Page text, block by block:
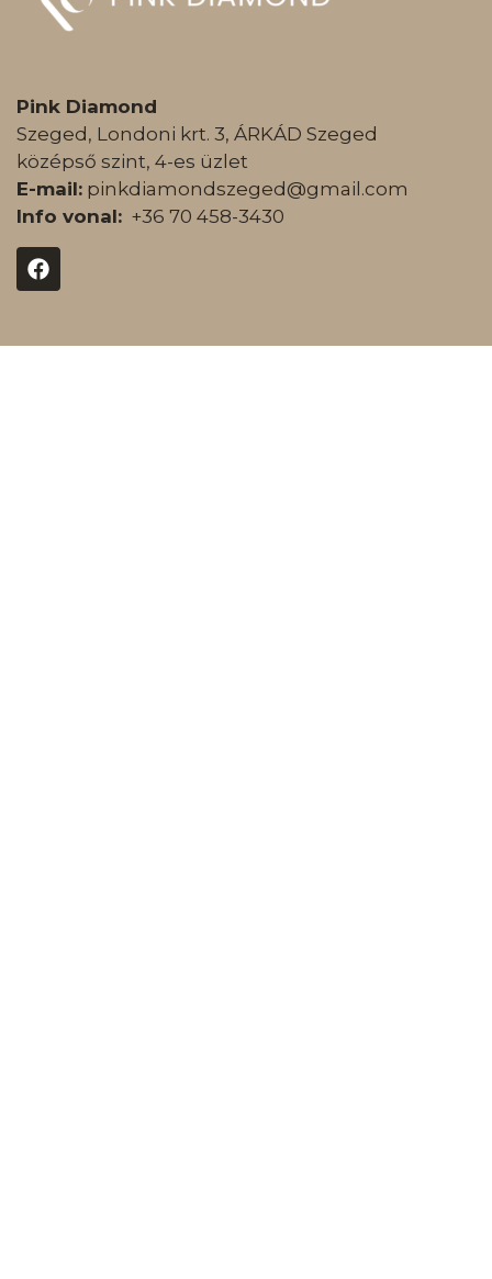
Pink Diamond
Szeged, Londoni krt. 3, ÁRKÁD Szeged
középső szint, 4-es üzlet
E-mail: pinkdiamondszeged@gmail.com
Info vonal: +36 70 458-3430